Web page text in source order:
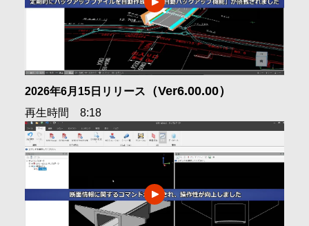
会社情報
採用情報
お問合せ・申込
資料請求
サイト内検索
無償ビューア
バージョンアップ情報
2026年6月15日リリース （Ver6.00.00）
再生時間 8:18